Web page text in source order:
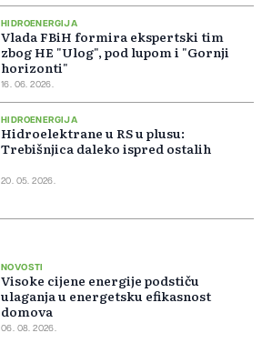
HIDROENERGIJA
Vlada FBiH formira ekspertski tim
zbog HE "Ulog", pod lupom i "Gornji
horizonti"
16. 06. 2026.
HIDROENERGIJA
Hidroelektrane u RS u plusu:
Trebišnjica daleko ispred ostalih
20. 05. 2026.
NOVOSTI
Visoke cijene energije podstiču
ulaganja u energetsku efikasnost
domova
06. 08. 2026.